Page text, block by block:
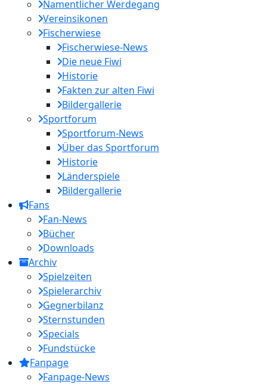
Namentlicher Werdegang
Vereinsikonen
Fischerwiese
Fischerwiese-News
Die neue Fiwi
Historie
Fakten zur alten Fiwi
Bildergallerie
Sportforum
Sportforum-News
Über das Sportforum
Historie
Länderspiele
Bildergallerie
Fans
Fan-News
Bücher
Downloads
Archiv
Spielzeiten
Spielerarchiv
Gegnerbilanz
Sternstunden
Specials
Fundstücke
Fanpage
Fanpage-News